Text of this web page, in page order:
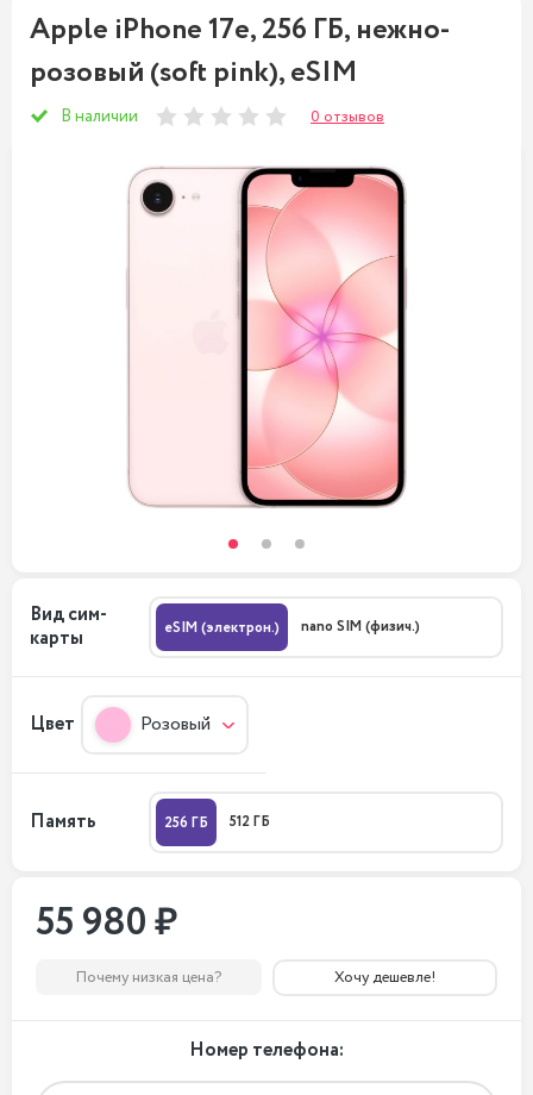
Apple iPhone 17e, 256 ГБ, нежно-
розовый (soft pink), eSIM
В наличии 0 отзывов
Вид сим-
карты
eSIM (электрон.) nano SIM (физич.)
Цвет Розовый
Память 256 ГБ 512 ГБ
55 980 ₽
Почему низкая цена? Хочу дешевле!
Номер телефона: